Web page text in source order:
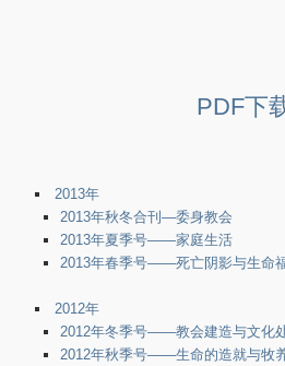
PDF下
2013年
2013年秋冬合刊—委身教会
2013年夏季号——家庭生活
2013年春季号——死亡阴影与生命
2012年
2012年冬季号——教会建造与文化
2012年秋季号——生命的造就与牧